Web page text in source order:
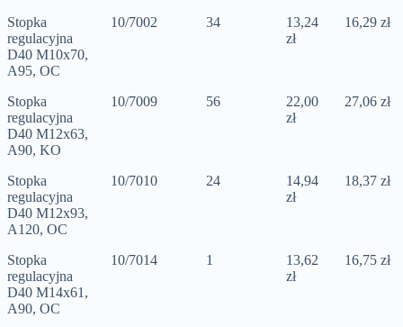
Stopka
regulacyjna
D40 M10x70,
A95, OC
10/7002 34
13,24
zł
16,29 zł
Stopka
regulacyjna
D40 M12x63,
A90, KO
10/7009 56
22,00
zł
27,06 zł
Stopka
regulacyjna
D40 M12x93,
A120, OC
10/7010 24
14,94
zł
18,37 zł
Stopka
regulacyjna
D40 M14x61,
A90, OC
10/7014 1
13,62
zł
16,75 zł